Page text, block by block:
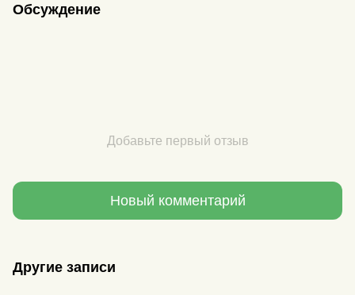
Обсуждение
Добавьте первый отзыв
Новый комментарий
Другие записи